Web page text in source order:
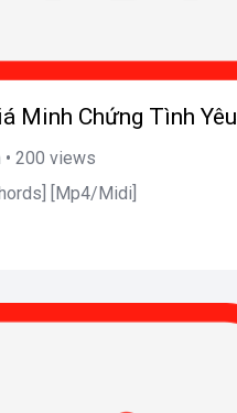
Minh Chứng Tình Yêu
• 200 views
[Mp4/Midi]